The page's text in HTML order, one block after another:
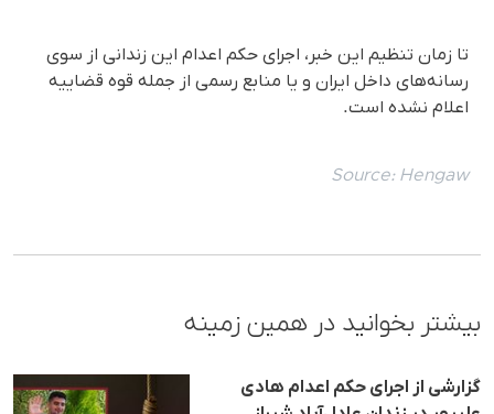
تا زمان تنظیم این خبر، اجرای حکم اعدام این زندانی از سوی
رسانه‌های داخل ایران و یا منابع رسمی از جمله قوه قضاییه
اعلام نشده است.
Source: Hengaw
بیشتر بخوانید در همین زمینه
گزارشی از اجرای حکم اعدام هادی